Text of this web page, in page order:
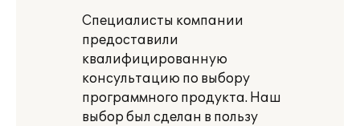
Специалисты компании
предоставили
квалифицированную
консультацию по выбору
программного продукта. Наш
выбор был сделан в пользу